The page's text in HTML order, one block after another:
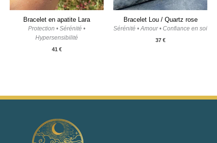
Bracelet en apatite Lara
Protection • Sérénité •
Hypersensibilité
41 €
Bracelet Lou / Quartz rose
Sérénité • Amour • Confiance en soi
37 €